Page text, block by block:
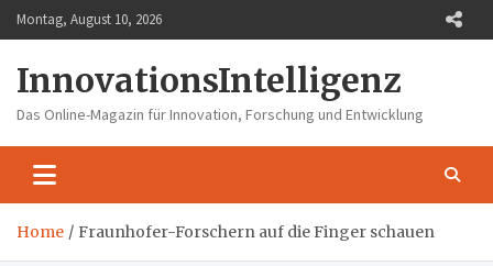
Skip
to
Montag, August 10, 2026
InnovationsIntelligenz
Das Online-Magazin für Innovation, Forschung und Entwicklung
Home Fraunhofer-Forschern auf die Finger schauen